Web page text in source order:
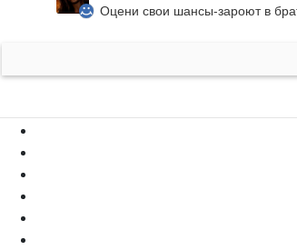
Оцени свои шансы-зароют в